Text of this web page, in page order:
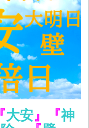
『大安』 『神